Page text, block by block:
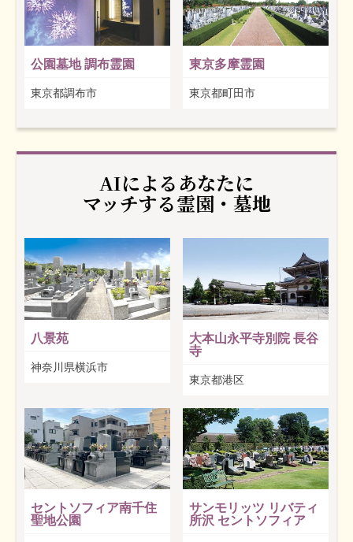
公園墓地 調布霊園
東京都調布市
東京多摩霊園
東京都町田市
AIによるあなたに
マッチする霊園・墓地
八景苑
神奈川県横浜市
大本山永平寺別院 長谷
寺
東京都港区
セントソフィア南千住
聖地公園
サンモリッツ リバティ
所沢 セントソフィア